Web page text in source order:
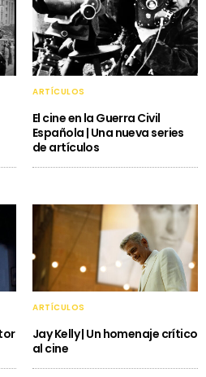
ARTÍCULOS
El cine en la Guerra Civil
Española | Una nueva series
de artículos
ARTÍCULOS
Jay Kelly | Un homenaje crítico
al cine